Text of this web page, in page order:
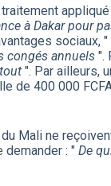
à Dakar pour
sociaux, "
congés annuels ".
". Par ailleurs,
de 400 000
Mali ne
: " De